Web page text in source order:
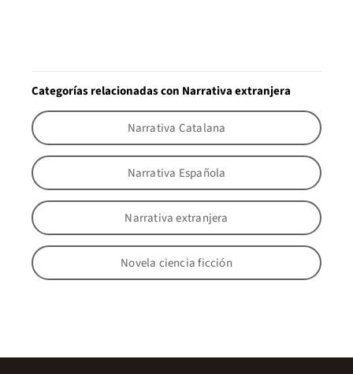
Categorías relacionadas con Narrativa extranjera
Narrativa Catalana
Narrativa Española
Narrativa extranjera
Novela ciencia ficción